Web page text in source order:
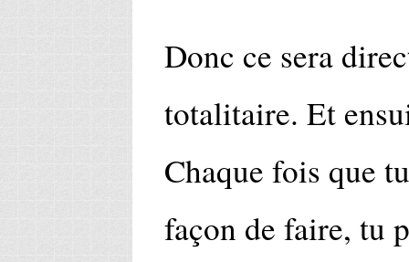
Donc ce sera
totalitaire. Et
Chaque fois que
façon de faire, tu